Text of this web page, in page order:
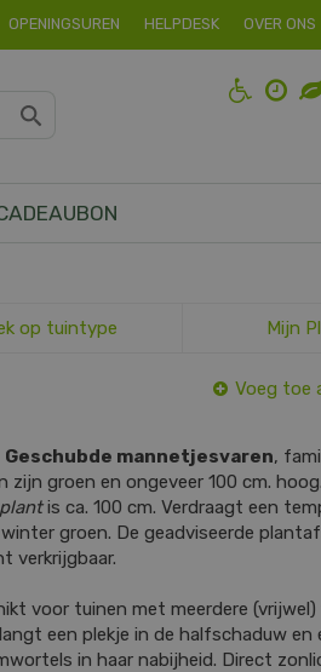
OPENINGSUREN HELPDESK OVER ONS
op tuintype Mijn
Voeg toe
Geschubde mannetjesvaren,
zijn groen en ongeveer 100 cm.
is ca. 100 cm. Verdraagt een
groen. De geadviseerde
verkrijgbaar.
voor tuinen met meerdere
een plekje in de halfschaduw en
in haar nabijheid. Direct